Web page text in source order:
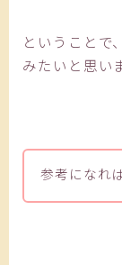
ということで
みたいと思い
参考になれ